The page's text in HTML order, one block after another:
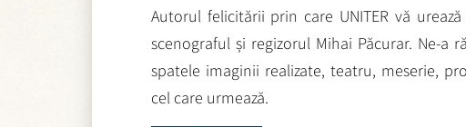
Autorul felicitării prin care UNITER vă
scenograful și regizorul Mihai Păcurar. Ne-a
spatele imaginii realizate, teatru, meserie,
cel care urmează.